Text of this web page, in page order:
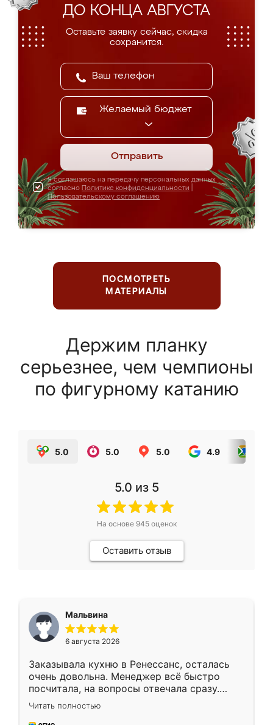
ДО КОНЦА АВГУСТА
Оставьте заявку сейчас, скидка
сохранится.
Желаемый бюджет
Отправить
Я соглашаюсь на передачу персональных данных
согласно Политике конфиденциальности
Пользовательскому соглашению
ПОСМОТРЕТЬ
МАТЕРИАЛЫ
Держим планку
серьезнее, чем чемпионы
по фигурному катанию
5.0 5.0 5.0 4.9
5.0 из 5
На основе 945оценок
Оставить отзыв
Мальвина
6 августа 2026
Заказывала кухню в Ренессанс, осталась
очень довольна. Менеджер всё быстро
посчитала, на вопросы отвечала сразу.
Замерщик приехал в субботу, подошёл к
делу со всей ответственностью. Собрали
Читать полностью